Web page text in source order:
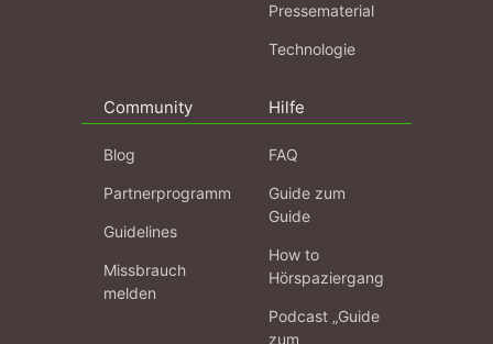
Pressematerial
Technologie
Community
Blog
Partnerprogramm
Guidelines
Missbrauch
melden
Hilfe
FAQ
Guide zum
Guide
How to
Hörspaziergang
Podcast „Guide
zum